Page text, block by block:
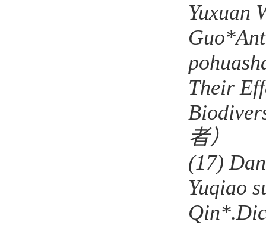
Yuxuan
Their
者）
(17)
Yuqiao